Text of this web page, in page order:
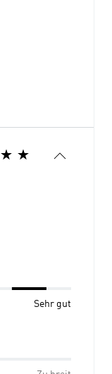
Sehr gut